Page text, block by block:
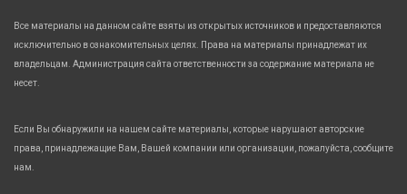
Все материалы на данном сайте взяты из открытых источников и предоставляются
исключительно в ознакомительных целях. Права на материалы принадлежат их
владельцам. Администрация сайта ответственности за содержание материала не
несет.
Если Вы обнаружили на нашем сайте материалы, которые нарушают авторские
права, принадлежащие Вам, Вашей компании или организации, пожалуйста, сообщите
нам.